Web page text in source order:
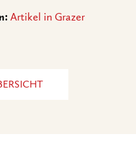
Artikel in Grazer